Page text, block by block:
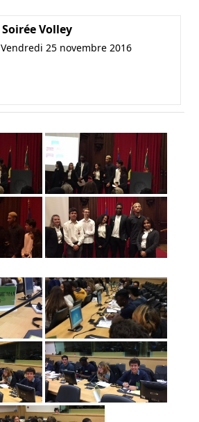
Soirée Volley
Vendredi 25 novembre 2016